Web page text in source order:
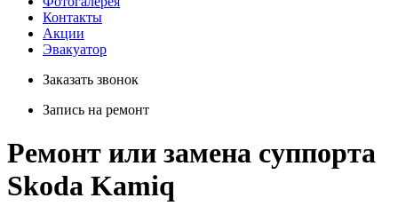
Контакты
Акции
Эвакуатор
Заказать звонок
Запись на ремонт
Ремонт или замена суппорта
Skoda Kamiq